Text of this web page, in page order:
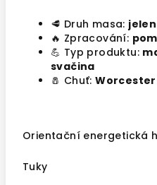
🥩 Druh masa: jelen
🔥 Zpracování:
💪 Typ produktu:
svačina
🧂 Chuť:
Orientační energetická
Tuky